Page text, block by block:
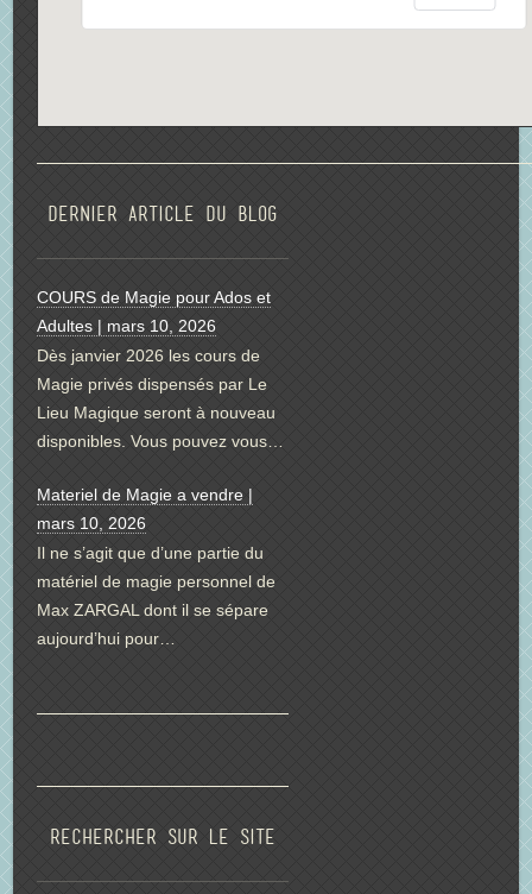
Dernier article du blog
COURS de Magie pour Ados et
Adultes | mars 10, 2026
Dès janvier 2026 les cours de
Magie privés dispensés par Le
Lieu Magique seront à nouveau
disponibles. Vous pouvez vous…
Materiel de Magie a vendre |
mars 10, 2026
Il ne s’agit que d’une partie du
matériel de magie personnel de
Max ZARGAL dont il se sépare
aujourd’hui pour…
Rechercher sur le site